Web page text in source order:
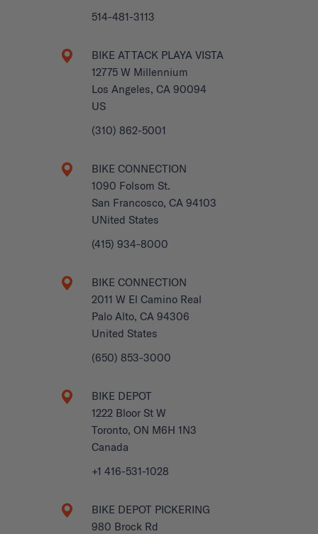
514-481-3113
BIKE ATTACK PLAYA VISTA
12775 W Millennium
Los Angeles, CA 90094
US
(310) 862-5001
BIKE CONNECTION
1090 Folsom St.
San Francosco, CA 94103
UNited States
(415) 934-8000
BIKE CONNECTION
2011 W El Camino Real
Palo Alto, CA 94306
United States
(650) 853-3000
BIKE DEPOT
1222 Bloor St W
Toronto, ON M6H 1N3
Canada
+1 416-531-1028
BIKE DEPOT PICKERING
980 Brock Rd